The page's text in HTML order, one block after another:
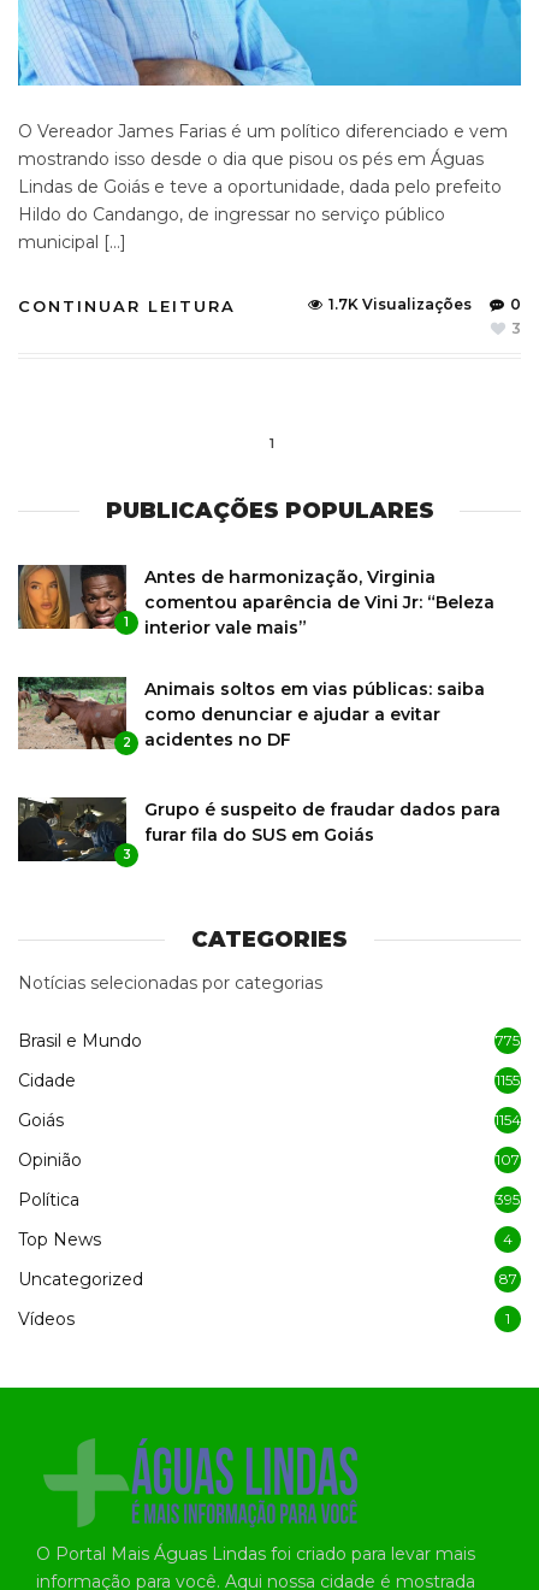
O Vereador James Farias é um político diferenciado e vem
mostrando isso desde o dia que pisou os pés em Águas
Lindas de Goiás e teve a oportunidade, dada pelo prefeito
Hildo do Candango, de ingressar no serviço público
municipal […]
CONTINUAR LEITURA 0
1.7K Visualizações
3
1
PUBLICAÇÕES POPULARES
1
Antes de harmonização, Virginia
comentou aparência de Vini Jr: “Beleza
interior vale mais”
2
Animais soltos em vias públicas: saiba
como denunciar e ajudar a evitar
acidentes no DF
3
Grupo é suspeito de fraudar dados para
furar fila do SUS em Goiás
CATEGORIES
Notícias selecionadas por categorias
Brasil e Mundo 775
Cidade 1155
Goiás 1154
Opinião 107
Política 395
Top News 4
Uncategorized 87
Vídeos 1
O Portal Mais Águas Lindas foi criado para levar mais
informação para você. Aqui nossa cidade é mostrada